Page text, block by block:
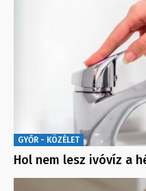
GYŐR - KÖZÉLET
Hol nem lesz ivóvíz a